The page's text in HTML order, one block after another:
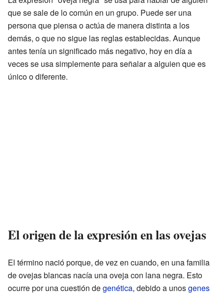
que se sale de lo común en un grupo. Puede ser una
persona que piensa o actúa de manera distinta a los
demás, o que no sigue las reglas establecidas. Aunque
antes tenía un significado más negativo, hoy en día a
veces se usa simplemente para señalar a alguien que es
único o diferente.
El origen de la expresión en las ovejas
El término nació porque, de vez en cuando, en una familia
de ovejas blancas nacía una oveja con lana negra. Esto
ocurre por una cuestión degenética, debido a unosgenes